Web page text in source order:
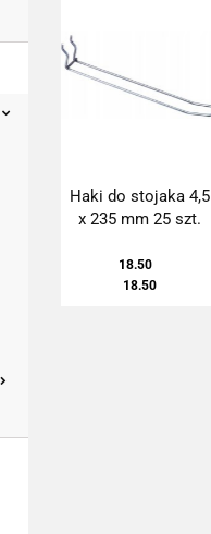
Haki do stojaka 4,5
x 235 mm 25 szt.
18.50
18.50